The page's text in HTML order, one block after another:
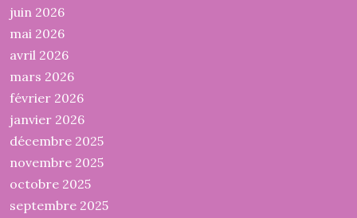
juin 2026
mai 2026
avril 2026
mars 2026
février 2026
janvier 2026
décembre 2025
novembre 2025
octobre 2025
septembre 2025